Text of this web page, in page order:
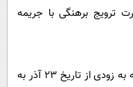
ترویج برهنگی با جریمه
به گزارش فرارو، قانون حجاب و عفاف که به زودی از تاریخ ۲۳ آذر به